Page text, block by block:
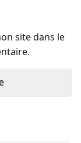
site dans le